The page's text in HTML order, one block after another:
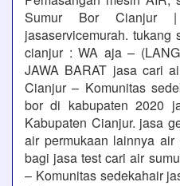
Sumur Bor Cianjur
jasaservicemurah. tukang
cianjur : WA aja –
JAWA BARAT jasa cari
Cianjur – Komunitas
bor di kabupaten 2020
Kabupaten Cianjur. jasa
air permukaan lainnya
bagi jasa test cari air
– Komunitas sedekahair